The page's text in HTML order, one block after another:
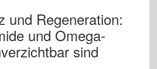
und Regeneration:
und Omega-
sind